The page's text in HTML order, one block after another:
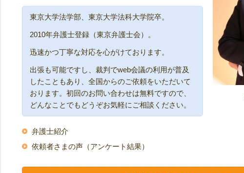
東京大学法学部、東京大学法科大学院卒。
2010年弁護士登録（東京弁護士会）。
迅速かつ丁寧な対応を心がけております。
出張も可能ですし、裁判でweb会議の利用が普及
したこともあり、全国からのご依頼をいただいて
おります。初回のお問い合わせは無料ですので、
どんなことでもどうぞお気軽にご相談ください。
弁護士紹介
依頼者さまの声（アンケート結果）